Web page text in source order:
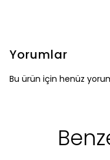
Yorumlar
Bu ürün için henüz